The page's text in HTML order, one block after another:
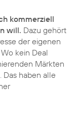
kommerziell
will. Dazu gehört
der eigenen
kein Deal
Märkten
haben alle